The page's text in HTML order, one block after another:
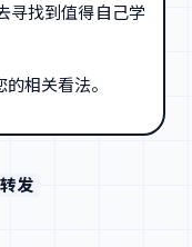
寻找到值得自己学
相关看法。
转发